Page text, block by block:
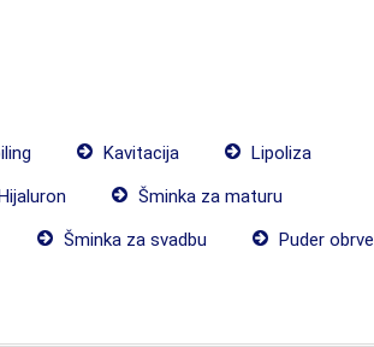
Kavitacija
Lipoliza
Šminka za maturu
Šminka za svadbu
Puder obrve